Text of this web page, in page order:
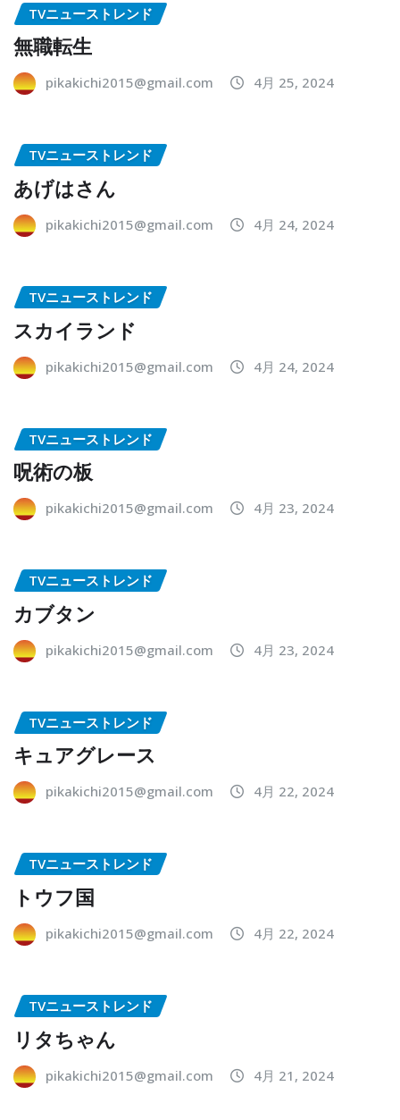
TVニューストレンド
無職転生
pikakichi2015@gmail.com 4月 25, 2024
TVニューストレンド
あげはさん
pikakichi2015@gmail.com 4月 24, 2024
TVニューストレンド
スカイランド
pikakichi2015@gmail.com 4月 24, 2024
TVニューストレンド
呪術の板
pikakichi2015@gmail.com 4月 23, 2024
TVニューストレンド
カブタン
pikakichi2015@gmail.com 4月 23, 2024
TVニューストレンド
キュアグレース
pikakichi2015@gmail.com 4月 22, 2024
TVニューストレンド
トウフ国
pikakichi2015@gmail.com 4月 22, 2024
TVニューストレンド
リタちゃん
pikakichi2015@gmail.com 4月 21, 2024